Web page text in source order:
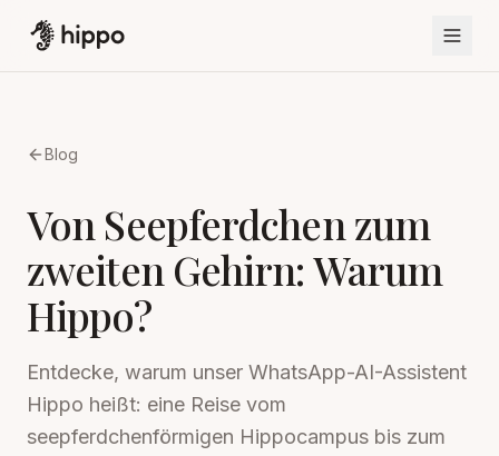
Blog
Von Seepferdchen zum
zweiten Gehirn: Warum
Hippo?
Entdecke, warum unser WhatsApp-AI-Assistent
Hippo heißt: eine Reise vom
seepferdchenförmigen Hippocampus bis zum